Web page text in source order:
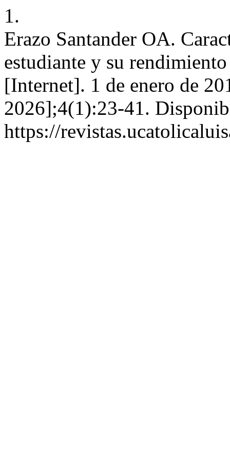
1.
Erazo Santander OA.
estudiante y su
[Internet]. 1 de enero de
2026];4(1):23-41.
https://